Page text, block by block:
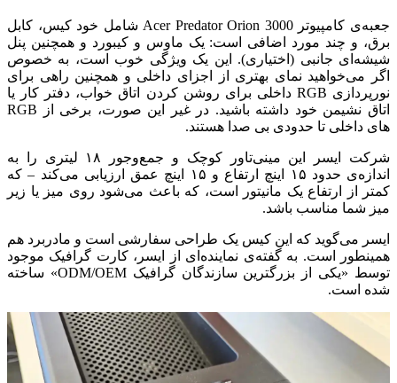
جعبه‌ی کامپیوتر Acer Predator Orion 3000 شامل خود کیس، کابل
برق، و چند مورد اضافی است: یک ماوس و کیبورد و همچنین پنل
شیشه‌ای جانبی (اختیاری). این یک ویژگی خوب است، به خصوص
اگر می‌خواهید نمای بهتری از اجزای داخلی و همچنین راهی برای
نورپردازی RGB داخلی برای روشن کردن اتاق خواب، دفتر کار یا
اتاق نشیمن خود داشته باشید. در غیر این صورت، برخی از RGB
های داخلی تا حدودی بی صدا هستند.
شرکت ایسر این مینی‌تاور کوچک و جمع‌وجور ۱۸ لیتری را به
اندازه‌ی حدود ۱۵ اینچ ارتفاع و ۱۵ اینچ عمق ارزیابی می‌کند – که
کمتر از ارتفاع یک مانیتور است، که باعث می‌شود روی میز یا زیر
میز شما مناسب باشد.
ایسر می‌گوید که این کیس یک طراحی سفارشی است و مادربرد هم
همینطور است. به گفته‌ی نماینده‌ای از ایسر، کارت گرافیک موجود
توسط «یکی از بزرگترین سازندگان گرافیک ODM/OEM» ساخته
شده است.